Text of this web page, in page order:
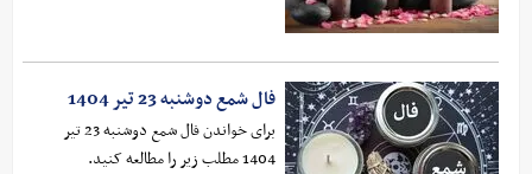
فال شمع دوشنبه 23 تیر 1404
برای خواندن فال شمع دوشنبه 23 تیر
1404 مطلب زیر را مطالعه کنید.